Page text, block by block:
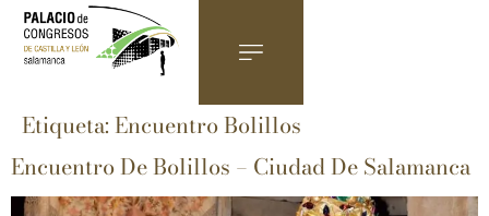
Etiqueta:Encuentro Bolillos
Encuentro De Bolillos – Ciudad De Salamanca